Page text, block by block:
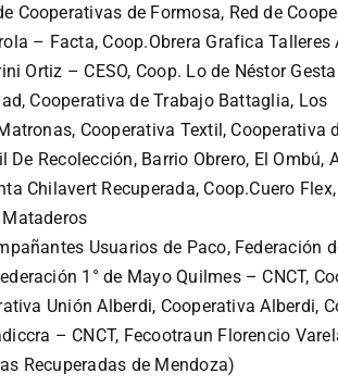
Cooperativas de Formosa, Red de
– Facta, Coop.Obrera Grafica Talleres
Ortiz – CESO, Coop. Lo de Néstor
Cooperativa de Trabajo Battaglia, Los
Cooperativa Textil, Cooperativa
De Recolección, Barrio Obrero, El Ombú,
Chilavert Recuperada, Coop.Cuero Flex,
Usuarios de Paco, Federación
1° de Mayo Quilmes – CNCT,
Unión Alberdi, Cooperativa Alberdi,
– CNCT, Fecootraun Florencio
Recuperadas de Mendoza)